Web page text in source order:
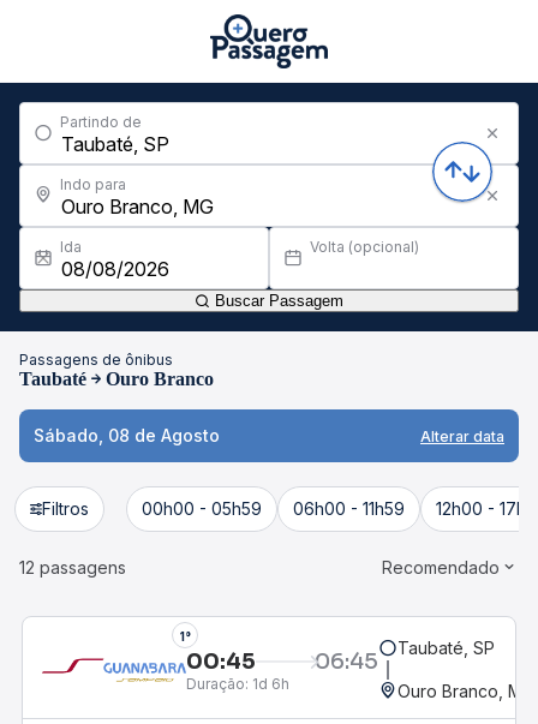
Partindo de
Indo para
Ida Volta (opcional)
Buscar Passagem
Passagens de ônibus
Taubaté Ouro Branco
Sábado, 08 de Agosto Alterar data
Filtros 00h00 - 05h59 06h00 - 11h59 12h00 -
12 passagens Recomendado
1°
00:45 06:45
Duração: 1d 6h
Taubaté, SP
Ouro Branco, MG